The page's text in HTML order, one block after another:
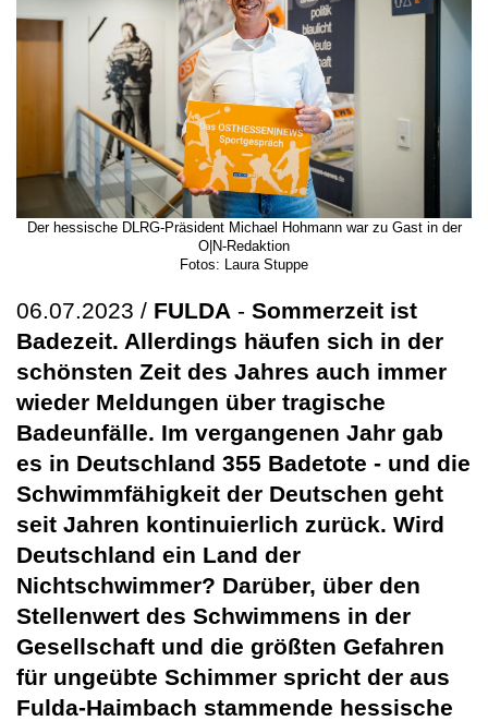
Der hessische DLRG-Präsident Michael Hohmann war zu Gast in der
O|N-Redaktion
Fotos: Laura Stuppe
06.07.2023 / FULDA - Sommerzeit ist
Badezeit. Allerdings häufen sich in der
schönsten Zeit des Jahres auch immer
wieder Meldungen über tragische
Badeunfälle. Im vergangenen Jahr gab
es in Deutschland 355 Badetote - und die
Schwimmfähigkeit der Deutschen geht
seit Jahren kontinuierlich zurück. Wird
Deutschland ein Land der
Nichtschwimmer? Darüber, über den
Stellenwert des Schwimmens in der
Gesellschaft und die größten Gefahren
für ungeübte Schimmer spricht der aus
Fulda-Haimbach stammende hessische